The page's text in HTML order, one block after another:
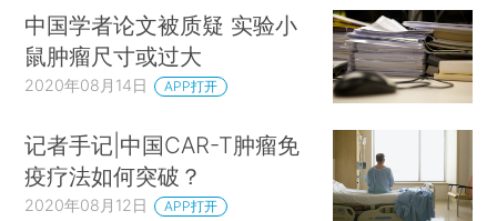
中国学者论文被质疑 实验小
鼠肿瘤尺寸或过大
2020年08月14日 APP打开
记者手记|中国CAR-T肿瘤免
疫疗法如何突破？
2020年08月12日 APP打开